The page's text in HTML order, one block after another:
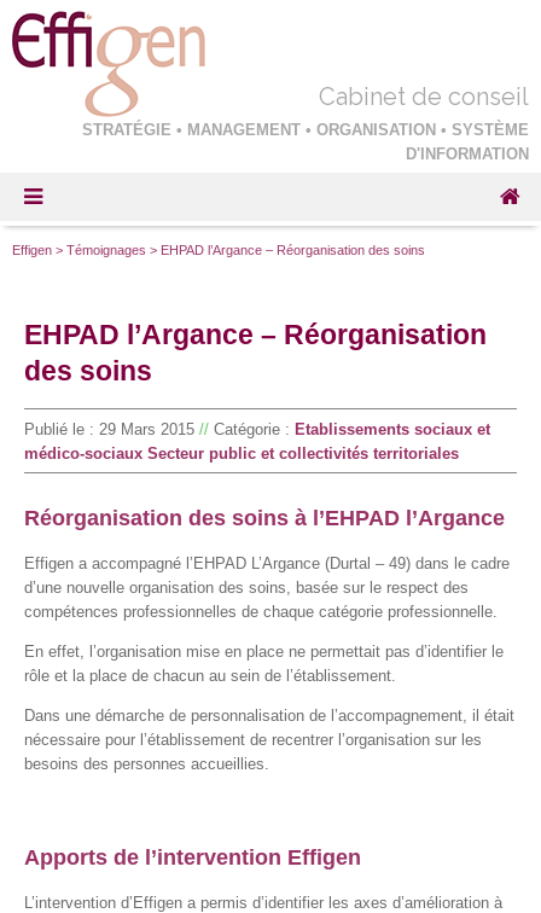
Cabinet de conseil
STRATÉGIE • MANAGEMENT • ORGANISATION • SYSTÈME
D'INFORMATION
Effigen > Témoignages > EHPAD l’Argance – Réorganisation des soins
EHPAD l’Argance – Réorganisation
des soins
Publié le : 29 Mars 2015 // Catégorie : Etablissements sociaux et
médico-sociaux Secteur public et collectivités territoriales
Réorganisation des soins à l’EHPAD l’Argance
Effigen a accompagné l’EHPAD L’Argance (Durtal – 49) dans le cadre
d’une nouvelle organisation des soins, basée sur le respect des
compétences professionnelles de chaque catégorie professionnelle.
En effet, l’organisation mise en place ne permettait pas d’identifier le
rôle et la place de chacun au sein de l’établissement.
Dans une démarche de personnalisation de l’accompagnement, il était
nécessaire pour l’établissement de recentrer l’organisation sur les
besoins des personnes accueillies.
Apports de l’intervention Effigen
L’intervention d’Effigen a permis d’identifier les axes d’amélioration à